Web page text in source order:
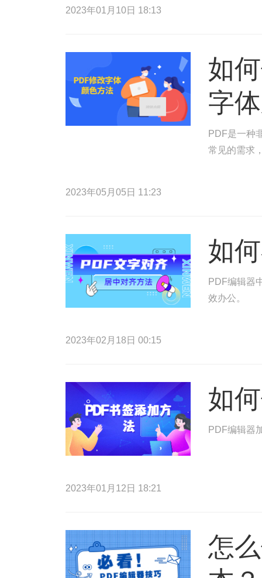
2023年01月10日 18:13
如
字
PDF是一种
常见的需求
2023年05月05日 11:23
如
PDF编辑器
效办公。
2023年02月18日 00:15
如
PDF编辑器
2023年01月12日 18:21
怎